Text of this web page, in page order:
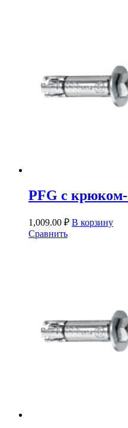
PFG c
1,009.00 ₽ В корзину
Сравнить